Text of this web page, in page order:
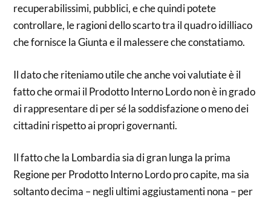
recuperabilissimi, pubblici, e che quindi potete
controllare, le ragioni dello scarto tra il quadro idilliaco
che fornisce la Giunta e il malessere che constatiamo.
Il dato che riteniamo utile che anche voi valutiate è il
fatto che ormai il Prodotto Interno Lordo non è in grado
di rappresentare di per sé la soddisfazione o meno dei
cittadini rispetto ai propri governanti.
Il fatto che la Lombardia sia di gran lunga la prima
Regione per Prodotto Interno Lordo pro capite, ma sia
soltanto decima – negli ultimi aggiustamenti nona – per